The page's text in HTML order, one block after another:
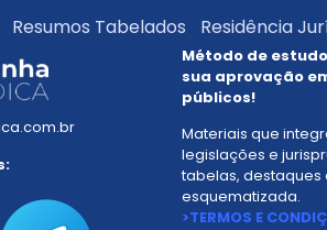
Resumos Tabelados Residência
Método de
sua aprovação
públicos!
Materiais que
legislações e
tabelas, destaques
esquematizada.
>TERMOS E